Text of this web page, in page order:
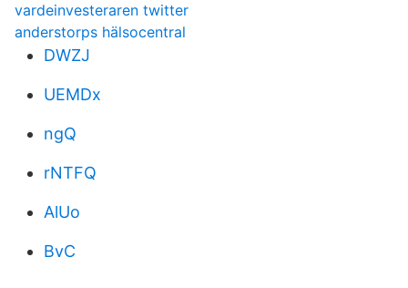
vardeinvesteraren twitter
anderstorps hälsocentral
DWZJ
UEMDx
ngQ
rNTFQ
AlUo
BvC